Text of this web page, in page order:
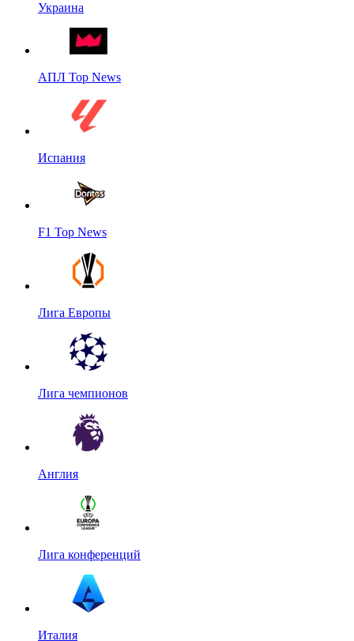
Украина
АПЛ Top News
Испания
F1 Top News
Лига Европы
Лига чемпионов
Англия
Лига конференций
Италия